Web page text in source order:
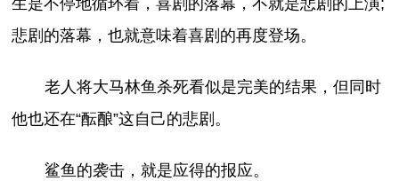
生是不停地循环着，喜剧的落幕，不就是悲剧的上演;
悲剧的落幕，也就意味着喜剧的再度登场。
老人将大马林鱼杀死看似是完美的结果，但同时
他也还在“酝酿”这自己的悲剧。
鲨鱼的袭击，就是应得的报应。